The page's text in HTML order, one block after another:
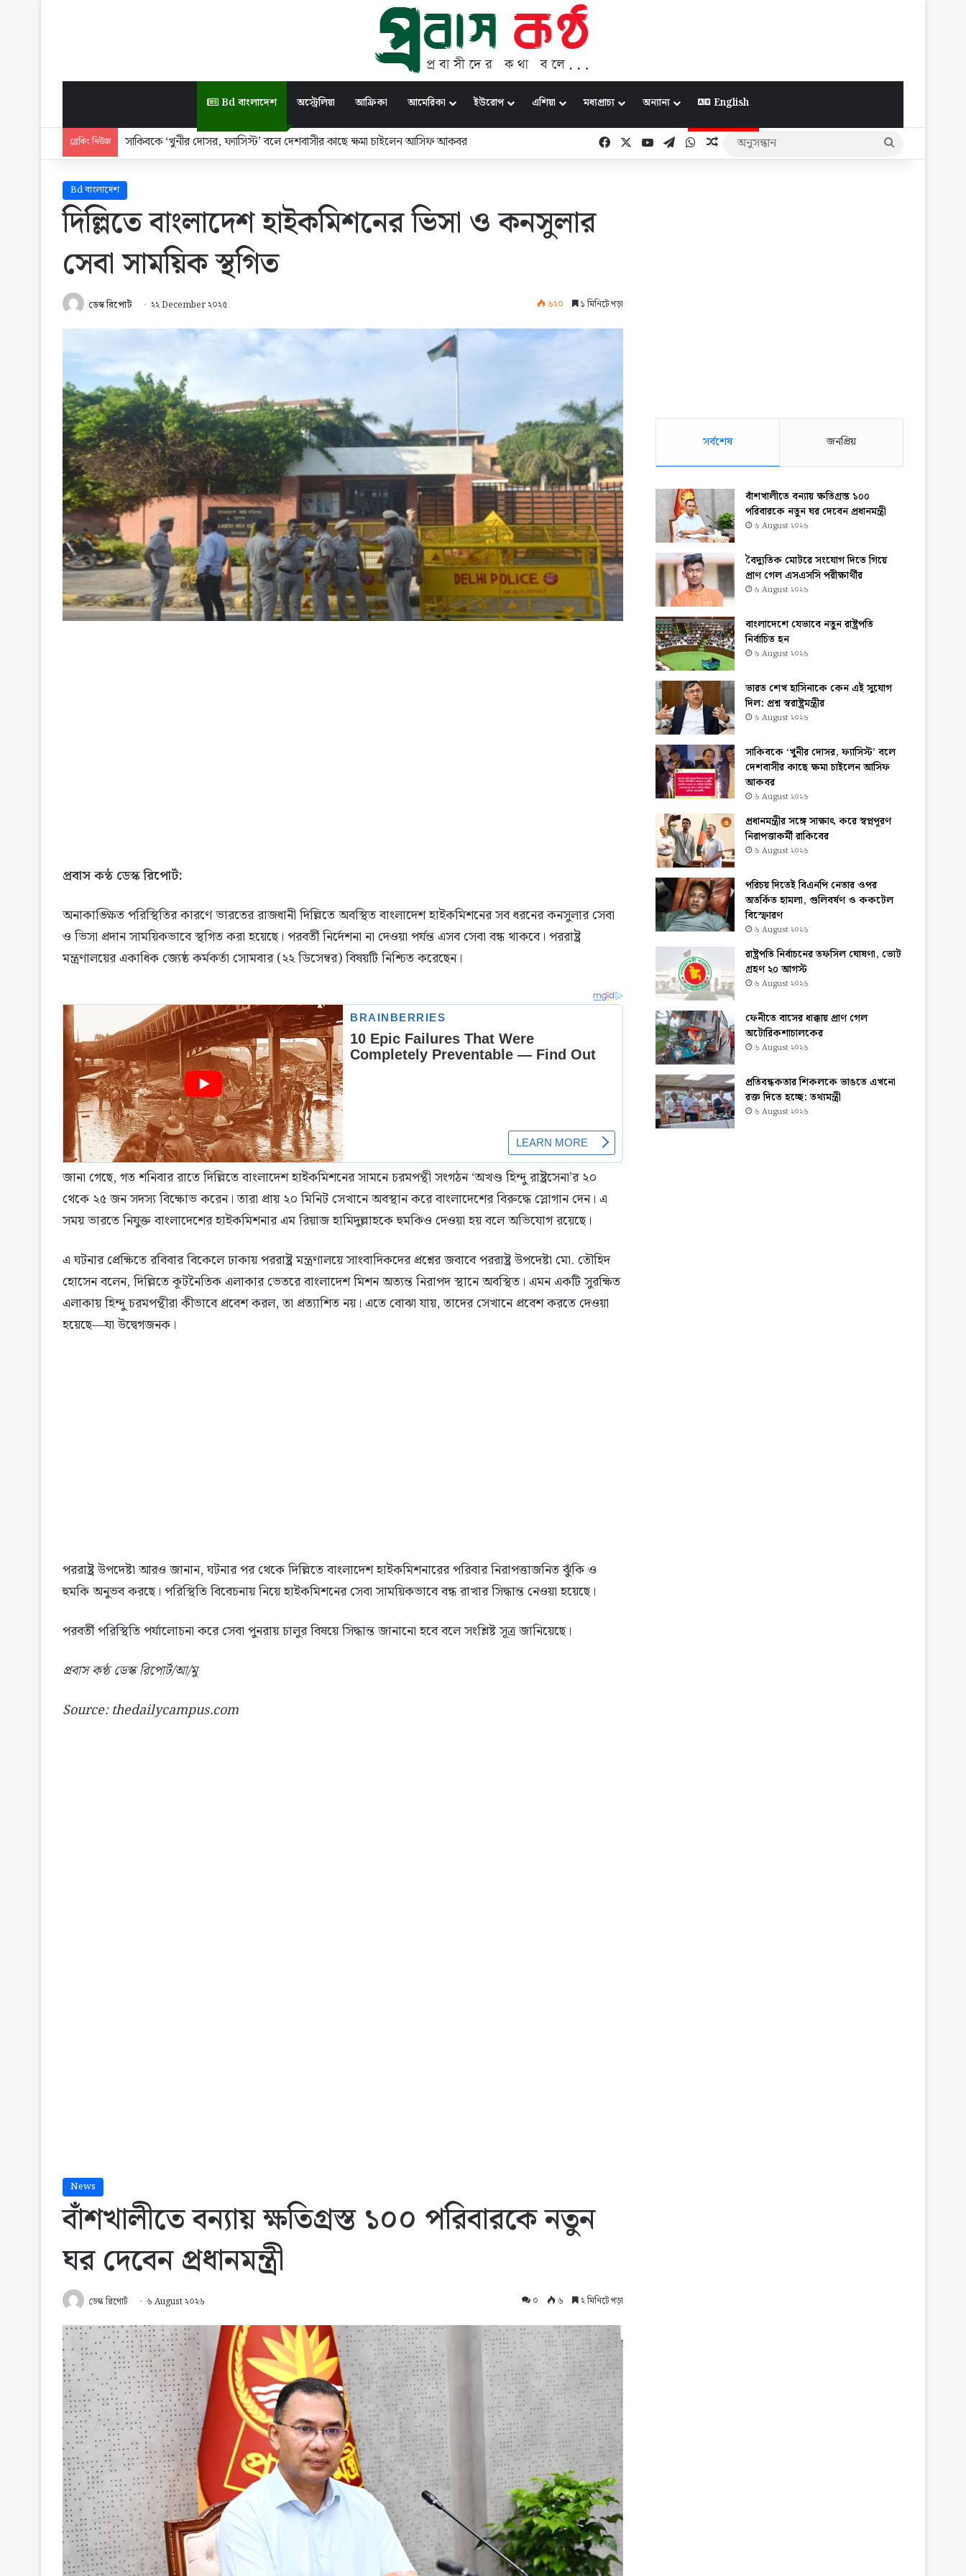
Bd বাংলাদেশ অস্ট্রেলিয়া আফ্রিকা আমেরিকা ইউরোপ এশিয়া মধ্যপ্রাচ্য অন্যান্য English
ব্রেকিং নিউজ সাকিবকে ‘খুনীর দোসর, ফ্যাসিস্ট’ বলে দেশবাসীর কাছে ক্ষমা চাইলেন আসিফ আকবর Facebook YouTubeTelegramWhatsApp
Random Article
Bd বাংলাদেশ
দিল্লিতে বাংলাদেশ হাইকমিশনের ভিসা ও কনসুলার
সেবা সাময়িক স্থগিত
ডেস্ক রিপোর্ট ২২ December ২০২৫ ৬২০ ১ মিনিটে পড়া
প্রবাস কন্ঠ ডেস্ক রিপোর্ট:
অনাকাঙ্ক্ষিত পরিস্থিতির কারণে ভারতের রাজধানী দিল্লিতে অবস্থিত বাংলাদেশ হাইকমিশনের সব ধরনের কনসুলার সেবা
ও ভিসা প্রদান সাময়িকভাবে স্থগিত করা হয়েছে। পরবর্তী নির্দেশনা না দেওয়া পর্যন্ত এসব সেবা বন্ধ থাকবে। পররাষ্ট্র
মন্ত্রণালয়ের একাধিক জ্যেষ্ঠ কর্মকর্তা সোমবার (২২ ডিসেম্বর) বিষয়টি নিশ্চিত করেছেন।
জানা গেছে, গত শনিবার রাতে দিল্লিতে বাংলাদেশ হাইকমিশনের সামনে চরমপন্থী সংগঠন ‘অখণ্ড হিন্দু রাষ্ট্রসেনা’র ২০
থেকে ২৫ জন সদস্য বিক্ষোভ করেন। তারা প্রায় ২০ মিনিট সেখানে অবস্থান করে বাংলাদেশের বিরুদ্ধে স্লোগান দেন। এ
সময় ভারতে নিযুক্ত বাংলাদেশের হাইকমিশনার এম রিয়াজ হামিদুল্লাহকে হুমকিও দেওয়া হয় বলে অভিযোগ রয়েছে।
এ ঘটনার প্রেক্ষিতে রবিবার বিকেলে ঢাকায় পররাষ্ট্র মন্ত্রণালয়ে সাংবাদিকদের প্রশ্নের জবাবে পররাষ্ট্র উপদেষ্টা মো. তৌহিদ
হোসেন বলেন, দিল্লিতে কূটনৈতিক এলাকার ভেতরে বাংলাদেশ মিশন অত্যন্ত নিরাপদ স্থানে অবস্থিত। এমন একটি সুরক্ষিত
এলাকায় হিন্দু চরমপন্থীরা কীভাবে প্রবেশ করল, তা প্রত্যাশিত নয়। এতে বোঝা যায়, তাদের সেখানে প্রবেশ করতে দেওয়া
হয়েছে—যা উদ্বেগজনক।
পররাষ্ট্র উপদেষ্টা আরও জানান, ঘটনার পর থেকে দিল্লিতে বাংলাদেশ হাইকমিশনারের পরিবার নিরাপত্তাজনিত ঝুঁকি ও
হুমকি অনুভব করছে। পরিস্থিতি বিবেচনায় নিয়ে হাইকমিশনের সেবা সাময়িকভাবে বন্ধ রাখার সিদ্ধান্ত নেওয়া হয়েছে।
পরবর্তী পরিস্থিতি পর্যালোচনা করে সেবা পুনরায় চালুর বিষয়ে সিদ্ধান্ত জানানো হবে বলে সংশ্লিষ্ট সূত্র জানিয়েছে।
প্রবাস কন্ঠ ডেস্ক রিপোর্ট/আ/মু
Source: thedailycampus.com
সর্বশেষ জনপ্রিয়
বাঁশখালীতে বন্যায় ক্ষতিগ্রস্ত ১০০
পরিবারকে নতুন ঘর দেবেন প্রধানমন্ত্রী
৬ August ২০২৬
বৈদ্যুতিক মোটরে সংযোগ দিতে গিয়ে
প্রাণ গেল এসএসসি পরীক্ষার্থীর
৬ August ২০২৬
বাংলাদেশে যেভাবে নতুন রাষ্ট্রপতি
নির্বাচিত হন
৬ August ২০২৬
ভারত শেখ হাসিনাকে কেন এই সুযোগ
দিল: প্রশ্ন স্বরাষ্ট্রমন্ত্রীর
৬ August ২০২৬
সাকিবকে ‘খুনীর দোসর, ফ্যাসিস্ট’ বলে
দেশবাসীর কাছে ক্ষমা চাইলেন আসিফ
আকবর
৬ August ২০২৬
প্রধানমন্ত্রীর সঙ্গে সাক্ষাৎ করে স্বপ্নপূরণ
নিরাপত্তাকর্মী রাকিবের
৬ August ২০২৬
পরিচয় দিতেই বিএনপি নেতার ওপর
অতর্কিত হামলা, গুলিবর্ষণ ও ককটেল
বিস্ফোরণ
৬ August ২০২৬
রাষ্ট্রপতি নির্বাচনের তফসিল ঘোষণা, ভোট
গ্রহণ ২০ আগস্ট
৬ August ২০২৬
ফেনীতে বাসের ধাক্কায় প্রাণ গেল
অটোরিকশাচালকের
৬ August ২০২৬
প্রতিবন্ধকতার শিকলকে ভাঙতে এখনো
রক্ত দিতে হচ্ছে: তথ্যমন্ত্রী
৬ August ২০২৬